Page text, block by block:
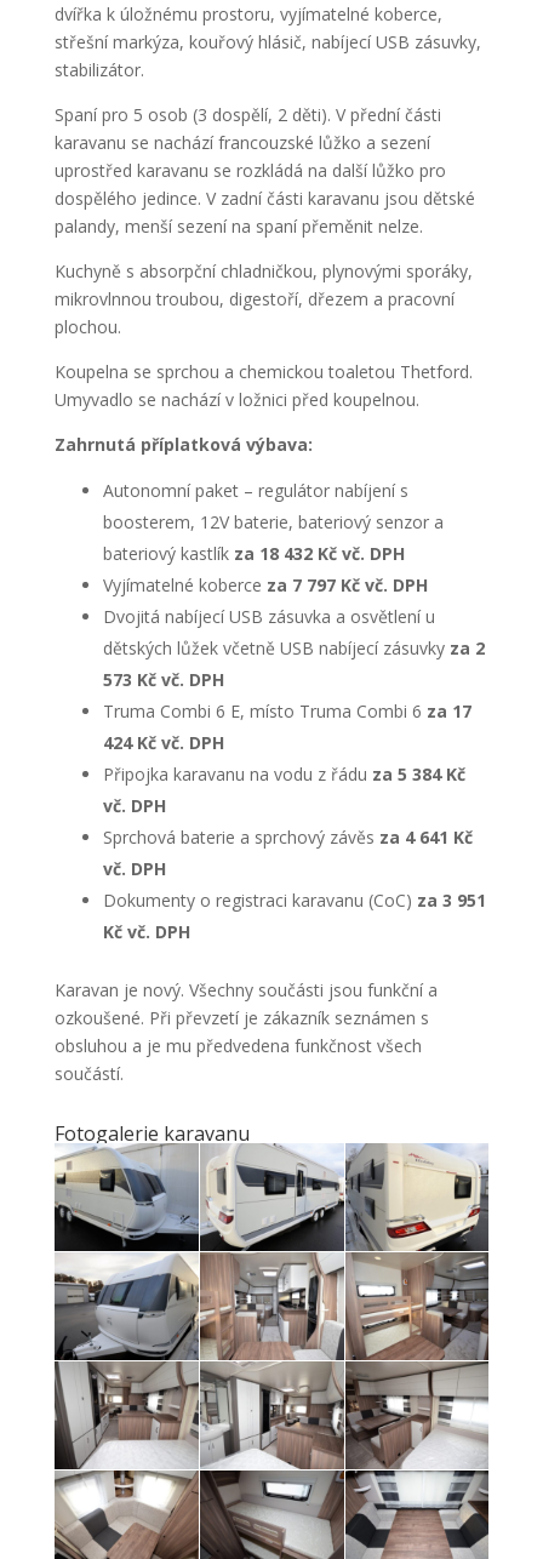
dvířka k úložnému prostoru, vyjímatelné koberce,
střešní markýza, kouřový hlásič, nabíjecí USB zásuvky,
stabilizátor.
Spaní pro 5 osob (3 dospělí, 2 děti). V přední části
karavanu se nachází francouzské lůžko a sezení
uprostřed karavanu se rozkládá na další lůžko pro
dospělého jedince. V zadní části karavanu jsou dětské
palandy, menší sezení na spaní přeměnit nelze.
Kuchyně s absorpční chladničkou, plynovými sporáky,
mikrovlnnou troubou, digestoří, dřezem a pracovní
plochou.
Koupelna se sprchou a chemickou toaletou Thetford.
Umyvadlo se nachází v ložnici před koupelnou.
Zahrnutá příplatková výbava:
Autonomní paket – regulátor nabíjení s
boosterem, 12V baterie, bateriový senzor a
bateriový kastlík za 18 432 Kč vč. DPH
Vyjímatelné koberce za 7 797 Kč vč. DPH
Dvojitá nabíjecí USB zásuvka a osvětlení u
dětských lůžek včetně USB nabíjecí zásuvky za 2
573 Kč vč. DPH
Truma Combi 6 E, místo Truma Combi 6 za 17
424 Kč vč. DPH
Připojka karavanu na vodu z řádu za 5 384 Kč
vč. DPH
Sprchová baterie a sprchový závěs za 4 641 Kč
vč. DPH
Dokumenty o registraci karavanu (CoC) za 3 951
Kč vč. DPH
Karavan je nový. Všechny součásti jsou funkční a
ozkoušené. Při převzetí je zákazník seznámen s
obsluhou a je mu předvedena funkčnost všech
součástí.
Fotogalerie karavanu